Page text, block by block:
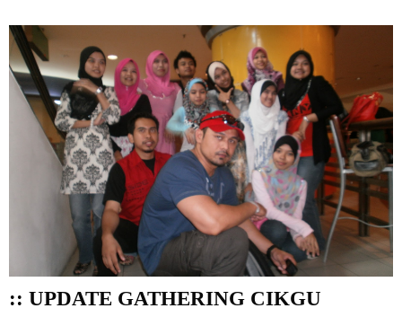
:: UPDATE GATHERING CIKGU